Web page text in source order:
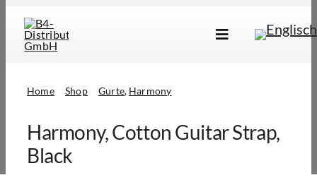
content
Toggle
Händlersuche
Home Shop Gurte Harmony
Harmony, Cotton Guitar Strap,
Black